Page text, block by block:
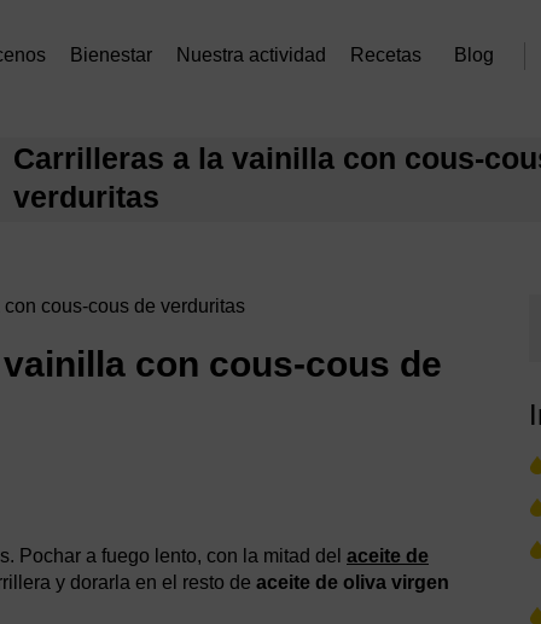
Bienestar Nuestra actividad Recetas Blog
Carrilleras a la vainilla con cous-
verduritas
cous-cous de verduritas
con cous-cous de
Pochar a fuego lento, con la mitad del aceite de
y dorarla en el resto de aceite de oliva virgen